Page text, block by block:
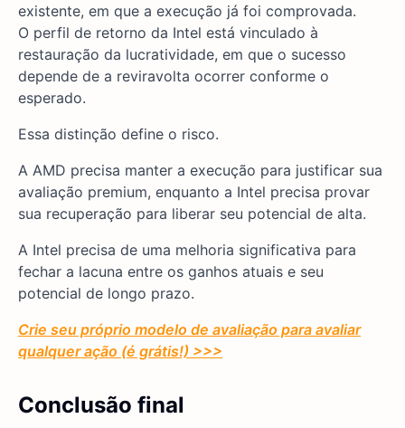
existente, em que a execução já foi comprovada.
O perfil de retorno da Intel está vinculado à
restauração da lucratividade, em que o sucesso
depende de a reviravolta ocorrer conforme o
esperado.
Essa distinção define o risco.
A AMD precisa manter a execução para justificar sua
avaliação premium, enquanto a Intel precisa provar
sua recuperação para liberar seu potencial de alta.
A Intel precisa de uma melhoria significativa para
fechar a lacuna entre os ganhos atuais e seu
potencial de longo prazo.
Crie seu próprio modelo de avaliação para avaliar
qualquer ação (é grátis!) >>>
Conclusão final